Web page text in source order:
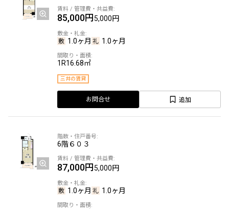
85,000円5,000円
1.0ヶ月 1.0ヶ月
1R16.68㎡
三井の賃貸
お問合せ 追加
6階６０３
87,000円5,000円
1.0ヶ月 1.0ヶ月